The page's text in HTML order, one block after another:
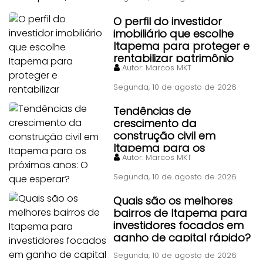
O perfil do investidor
imobiliário que escolhe
Itapema para proteger e
rentabilizar patrimônio
Autor: Marcos MKT
Segunda, 10 de agosto de 2026
Tendências de
crescimento da
construção civil em
Itapema para os
próximos anos: O que
esperar?
Autor: Marcos MKT
Segunda, 10 de agosto de 2026
Quais são os melhores
bairros de Itapema para
investidores focados em
ganho de capital rápido?
Segunda, 10 de agosto de 2026